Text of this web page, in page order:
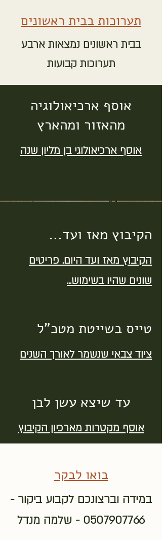
תערוכות בבית ראשונים
בבית ראשונים נמצאות ארבע
תערוכות קבועות
אוסף ארכיאולוגיה
מהאזור ומהארץ
אוסף ארכיאולוגי בן מליון שנה
הקיבוץ מאז ועד...
הקיבוץ מאז ועד היום. פריטים
שונים שהיו בשימוש...
טייס בשייטת מטכ"ל
ציוד צבאי שנשמר לאורך השנים
עד שיצא עשן לבן
אוסף מקטרות מארכיון הקיבוץ
בואו לבקר
במידה וברצונכם לקבוע ביקור -
0507907766 - שלמה מנדל